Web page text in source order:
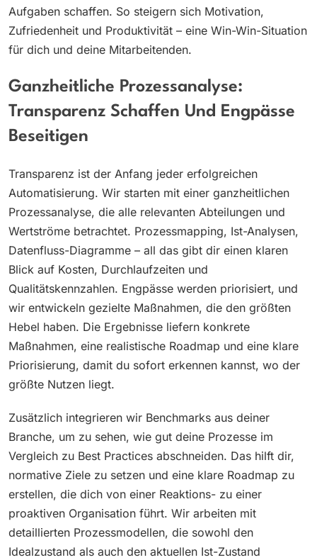
Aufgaben schaffen. So steigern sich Motivation,
Zufriedenheit und Produktivität – eine Win-Win-Situation
für dich und deine Mitarbeitenden.
Ganzheitliche Prozessanalyse:
Transparenz Schaffen Und Engpässe
Beseitigen
Transparenz ist der Anfang jeder erfolgreichen
Automatisierung. Wir starten mit einer ganzheitlichen
Prozessanalyse, die alle relevanten Abteilungen und
Wertströme betrachtet. Prozessmapping, Ist-Analysen,
Datenfluss-Diagramme – all das gibt dir einen klaren
Blick auf Kosten, Durchlaufzeiten und
Qualitätskennzahlen. Engpässe werden priorisiert, und
wir entwickeln gezielte Maßnahmen, die den größten
Hebel haben. Die Ergebnisse liefern konkrete
Maßnahmen, eine realistische Roadmap und eine klare
Priorisierung, damit du sofort erkennen kannst, wo der
größte Nutzen liegt.
Zusätzlich integrieren wir Benchmarks aus deiner
Branche, um zu sehen, wie gut deine Prozesse im
Vergleich zu Best Practices abschneiden. Das hilft dir,
normative Ziele zu setzen und eine klare Roadmap zu
erstellen, die dich von einer Reaktions- zu einer
proaktiven Organisation führt. Wir arbeiten mit
detaillierten Prozessmodellen, die sowohl den
Idealzustand als auch den aktuellen Ist-Zustand